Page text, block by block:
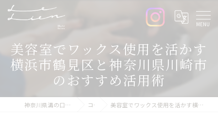
美容室でワックス使用を活かす
横浜市鶴見区と神奈川県川崎市
のおすすめ活用術
神奈川県溝の口周辺の美容室ならLe lien コラム 美容室でワックス使用を活かす横浜市鶴見区と神奈川県川崎市のおすすめ活用術